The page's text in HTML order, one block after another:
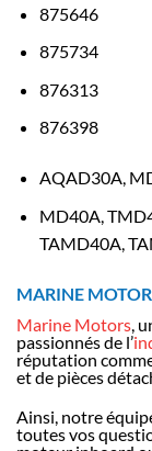
875646
875734
876313
876398
AQAD30A,
MD40A,
TAMD40A,
MARINE
Marine Motors ,
passionnés de l’
réputation
et de pièces
Ainsi, notre
toutes vos